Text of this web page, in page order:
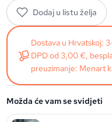
Dodaj u listu želja
Dostava u Hrvatskoj:
DPD od 3,00 €,
preuzimanje: Menart
Možda će vam se svidjeti